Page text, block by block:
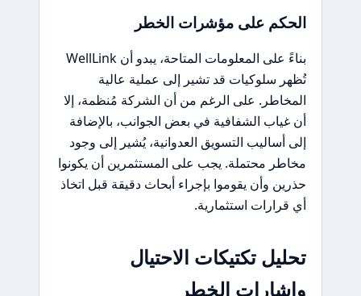
الحكم على مؤشرات الخطر
بناءً على المعلومات المتاحة، يبدو أن WellLink
تُظهر سلوكيات قد تشير إلى عملية عالية
المخاطر. على الرغم من أن الشركة مُنظمة، إلا
أن غياب الشفافية في بعض الجوانب، بالإضافة
إلى أساليب التسويق العدوانية، يُشير إلى وجود
مخاطر محتملة. يجب على المستثمرين أن يكونوا
حذرين وأن يقوموا بإجراء أبحاث دقيقة قبل اتخاذ
أي قرارات استثمارية.
تحليل تكتيكات الاحتيال
وإشارات الخطر